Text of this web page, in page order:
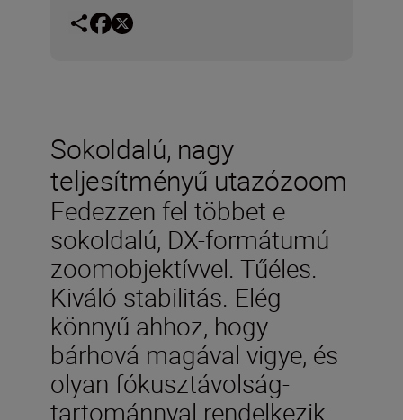
Sokoldalú, nagy
teljesítményű utazózoom
Fedezzen fel többet e
sokoldalú, DX-formátumú
zoomobjektívvel. Tűéles.
Kiváló stabilitás. Elég
könnyű ahhoz, hogy
bárhová magával vigye, és
olyan fókusztávolság-
tartománnyal rendelkezik,